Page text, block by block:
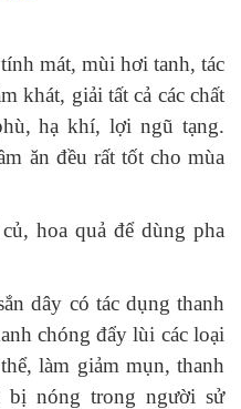
mát, mùi hơi tanh, tác
khát, giải tất cả các chất
hạ khí, lợi ngũ tạng.
ăn đều rất tốt cho mùa
quả để dùng pha
có tác dụng thanh
chóng đẩy lùi các loại
làm giảm mụn, thanh
nóng trong người sử